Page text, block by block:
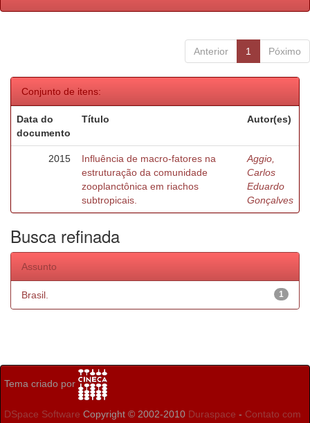
Anterior 1 Póximo
Conjunto de itens:
Data do
documento
Título Autor(es)
2015
Influência de macro-fatores na
estruturação da comunidade
zooplanctônica em riachos
subtropicais.
Aggio,
Carlos
Eduardo
Gonçalves
Busca refinada
Assunto
1
Brasil.
Tema criado por
DSpace Software Copyright © 2002-2010 Duraspace - Contato com